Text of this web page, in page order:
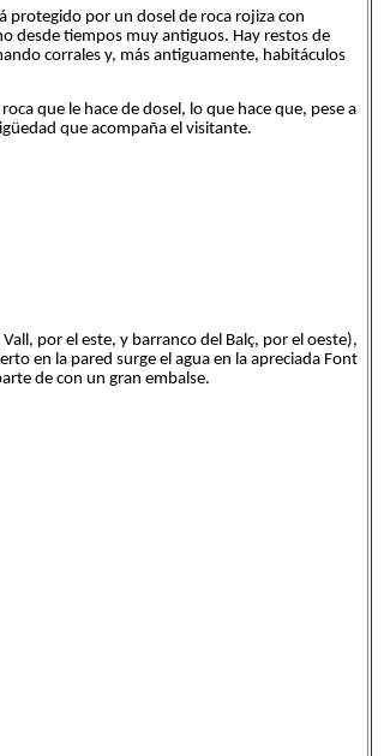
protegido por un dosel de roca rojiza con
desde tiempos muy antiguos. Hay restos de
corrales y, más antiguamente, habitáculos
que le hace de dosel, lo que hace que, pese a
que acompaña el visitante.
por el este, y barranco del Balç, por el oeste),
en la pared surge el agua en la apreciada Font
de con un gran embalse.